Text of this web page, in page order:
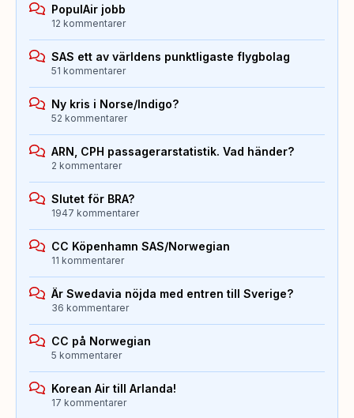
PopulAir jobb
12 kommentarer
SAS ett av världens punktligaste flygbolag
51 kommentarer
Ny kris i Norse/Indigo?
52 kommentarer
ARN, CPH passagerarstatistik. Vad händer?
2 kommentarer
Slutet för BRA?
1947 kommentarer
CC Köpenhamn SAS/Norwegian
11 kommentarer
Är Swedavia nöjda med entren till Sverige?
36 kommentarer
CC på Norwegian
5 kommentarer
Korean Air till Arlanda!
17 kommentarer